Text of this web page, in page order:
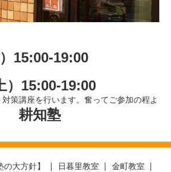
15:00-19:00
）15:00-19:00
策講座を行います。奮ってご参加の程よ
耕知塾
の大方針】 日暮里教室
金町教室